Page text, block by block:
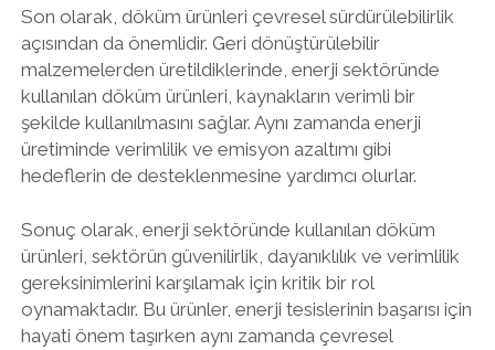
Son olarak, döküm ürünleri çevresel sürdürülebilirlik
açısından da önemlidir. Geri dönüştürülebilir
malzemelerden üretildiklerinde, enerji sektöründe
kullanılan döküm ürünleri, kaynakların verimli bir
şekilde kullanılmasını sağlar. Aynı zamanda enerji
üretiminde verimlilik ve emisyon azaltımı gibi
hedeflerin de desteklenmesine yardımcı olurlar.
Sonuç olarak, enerji sektöründe kullanılan döküm
ürünleri, sektörün güvenilirlik, dayanıklılık ve verimlilik
gereksinimlerini karşılamak için kritik bir rol
oynamaktadır. Bu ürünler, enerji tesislerinin başarısı için
hayati önem taşırken aynı zamanda çevresel